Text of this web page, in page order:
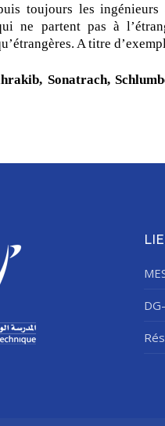
toujours les
ne partent pas à
A titre
Sonatrach,